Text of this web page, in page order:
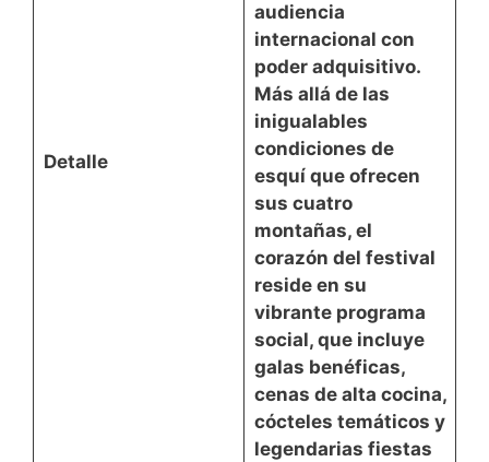
Detalle
audiencia
internacional con
poder adquisitivo.
Más allá de las
inigualables
condiciones de
esquí que ofrecen
sus cuatro
montañas, el
corazón del festival
reside en su
vibrante programa
social, que incluye
galas benéficas,
cenas de alta cocina,
cócteles temáticos y
legendarias fiestas